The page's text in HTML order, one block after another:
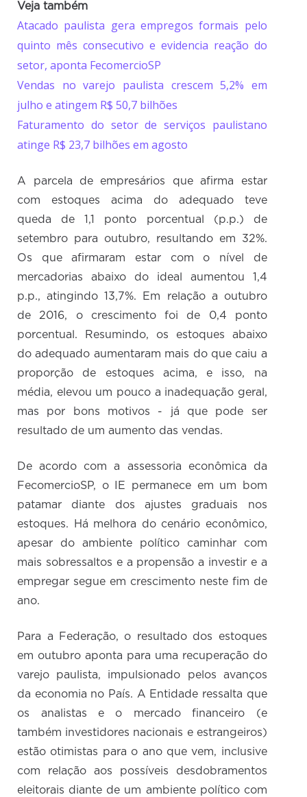
Veja também
Atacado paulista gera empregos formais pelo
quinto mês consecutivo e evidencia reação do
setor, aponta FecomercioSP
Vendas no varejo paulista crescem 5,2% em
julho e atingem R$ 50,7 bilhões
Faturamento do setor de serviços paulistano
atinge R$ 23,7 bilhões em agosto
A parcela de empresários que afirma estar
com estoques acima do adequado teve
queda de 1,1 ponto porcentual (p.p.) de
setembro para outubro, resultando em 32%.
Os que afirmaram estar com o nível de
mercadorias abaixo do ideal aumentou 1,4
p.p., atingindo 13,7%. Em relação a outubro
de 2016, o crescimento foi de 0,4 ponto
porcentual. Resumindo, os estoques abaixo
do adequado aumentaram mais do que caiu a
proporção de estoques acima, e isso, na
média, elevou um pouco a inadequação geral,
mas por bons motivos - já que pode ser
resultado de um aumento das vendas.
De acordo com a assessoria econômica da
FecomercioSP, o IE permanece em um bom
patamar diante dos ajustes graduais nos
estoques. Há melhora do cenário econômico,
apesar do ambiente político caminhar com
mais sobressaltos e a propensão a investir e a
empregar segue em crescimento neste fim de
ano.
Para a Federação, o resultado dos estoques
em outubro aponta para uma recuperação do
varejo paulista, impulsionado pelos avanços
da economia no País. A Entidade ressalta que
os analistas e o mercado financeiro (e
também investidores nacionais e estrangeiros)
estão otimistas para o ano que vem, inclusive
com relação aos possíveis desdobramentos
eleitorais diante de um ambiente político com